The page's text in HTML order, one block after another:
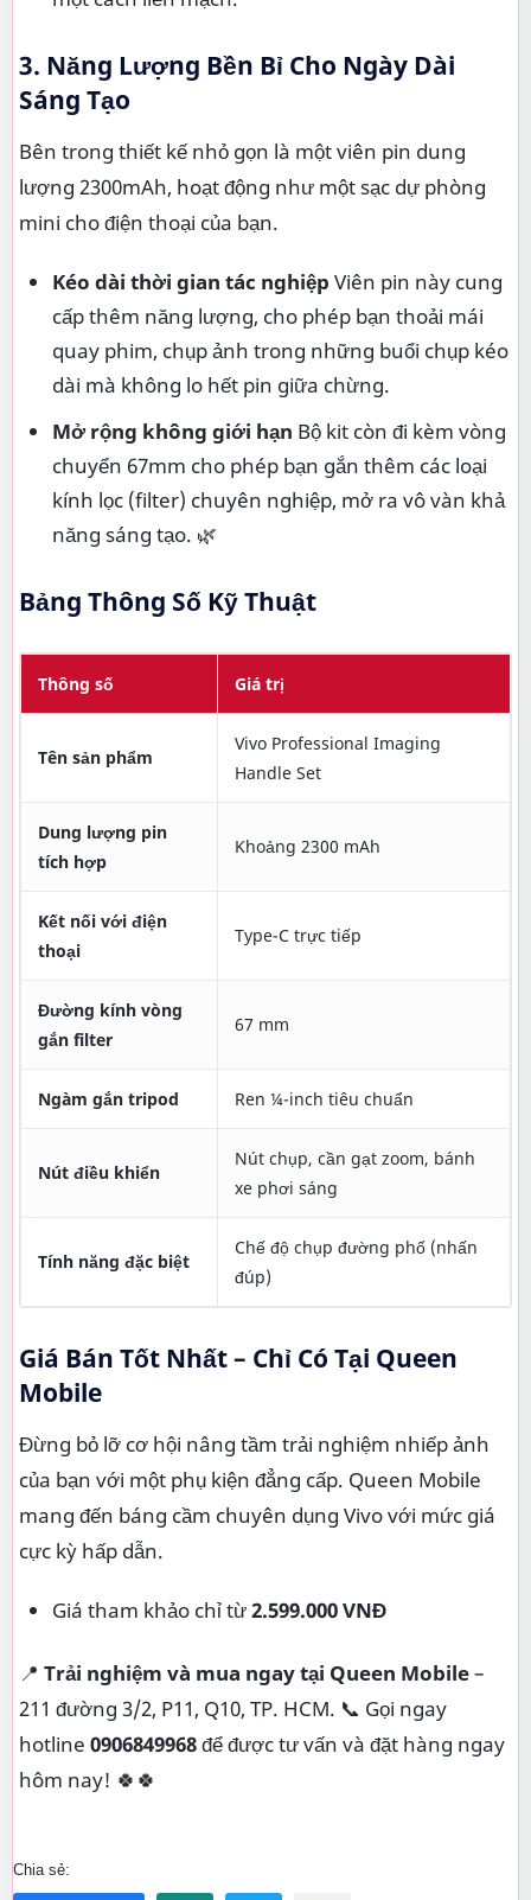
3. Năng Lượng Bền Bỉ Cho Ngày Dài
Sáng Tạo
Bên trong thiết kế nhỏ gọn là một viên pin dung
lượng 2300mAh, hoạt động như một sạc dự phòng
mini cho điện thoại của bạn.
Kéo dài thời gian tác nghiệp Viên pin này cung
cấp thêm năng lượng, cho phép bạn thoải mái
quay phim, chụp ảnh trong những buổi chụp kéo
dài mà không lo hết pin giữa chừng.
Mở rộng không giới hạn Bộ kit còn đi kèm vòng
chuyển 67mm cho phép bạn gắn thêm các loại
kính lọc (filter) chuyên nghiệp, mở ra vô vàn khả
năng sáng tạo. 🌿
Bảng Thông Số Kỹ Thuật
Thông số Giá trị
Tên sản phẩm
Vivo Professional Imaging
Handle Set
Dung lượng pin
tích hợp
Khoảng 2300 mAh
Kết nối với điện
thoại
Type-C trực tiếp
Đường kính vòng
gắn filter
67 mm
Ngàm gắn tripod Ren ¼-inch tiêu chuẩn
Nút điều khiển
Nút chụp, cần gạt zoom, bánh
xe phơi sáng
Tính năng đặc biệt
Chế độ chụp đường phố (nhấn
đúp)
Giá Bán Tốt Nhất – Chỉ Có Tại Queen
Mobile
Đừng bỏ lỡ cơ hội nâng tầm trải nghiệm nhiếp ảnh
của bạn với một phụ kiện đẳng cấp. Queen Mobile
mang đến báng cầm chuyên dụng Vivo với mức giá
cực kỳ hấp dẫn.
Giá tham khảo chỉ từ2.599.000 VNĐ
📍 Trải nghiệm và mua ngay tại Queen Mobile–
211 đường 3/2, P11, Q10, TP. HCM. 📞 Gọi ngay
hotline 0906849968để được tư vấn và đặt hàng ngay
hôm nay! 🍀🍀